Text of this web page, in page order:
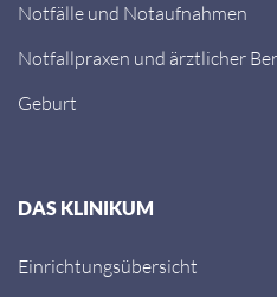
Notfälle und Notaufnahmen
Notfallpraxen und ärztlicher
Geburt
DAS KLINIKUM
Einrichtungsübersicht